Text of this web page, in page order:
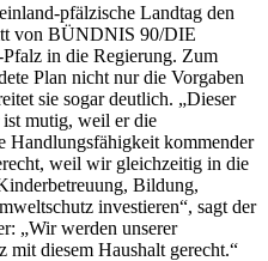
pfälzische Landtag den
von BÜNDNIS 90/DIE
in die Regierung. Zum
Plan nicht nur die Vorgaben
sie sogar deutlich. „Dieser
mutig, weil er die
Handlungsfähigkeit kommender
weil wir gleichzeitig in die
Bildung,
investieren“, sagt der
„Wir werden unserer
diesem Haushalt gerecht.“